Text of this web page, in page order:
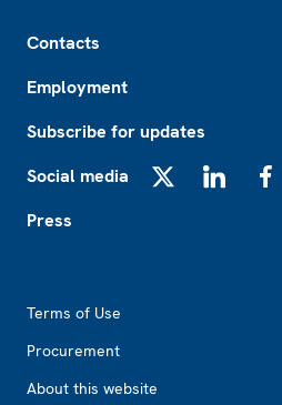
Contacts
Employment
Subscribe for updates
Social media
Press
Terms of Use
Procurement
About this website